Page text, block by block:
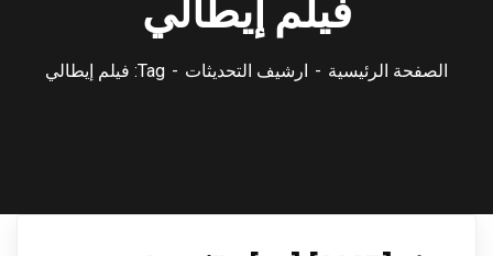
الصفحة الرئيسية ارشيف التحديثات Tag: فيلم إيطالي